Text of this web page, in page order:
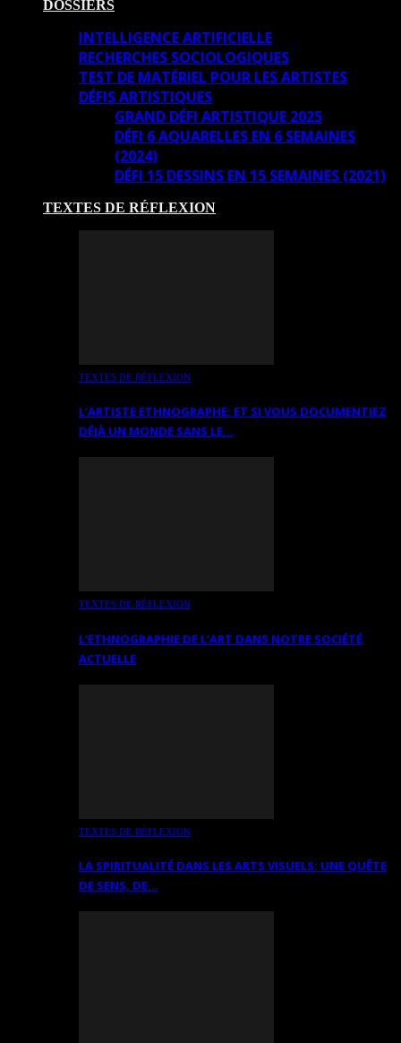
DOSSIERS
INTELLIGENCE ARTIFICIELLE
RECHERCHES SOCIOLOGIQUES
TEST DE MATÉRIEL POUR LES ARTISTES
DÉFIS ARTISTIQUES
GRAND DÉFI ARTISTIQUE 2025
DÉFI 6 AQUARELLES EN 6 SEMAINES
(2024)
DÉFI 15 DESSINS EN 15 SEMAINES (2021)
TEXTES DE RÉFLEXION
TEXTES DE RÉFLEXION
L’ARTISTE ETHNOGRAPHE: ET SI VOUS DOCUMENTIEZ
DÉJÀ UN MONDE SANS LE…
TEXTES DE RÉFLEXION
L’ETHNOGRAPHIE DE L’ART DANS NOTRE SOCIÉTÉ
ACTUELLE
TEXTES DE RÉFLEXION
LA SPIRITUALITÉ DANS LES ARTS VISUELS: UNE QUÊTE
DE SENS, DE…